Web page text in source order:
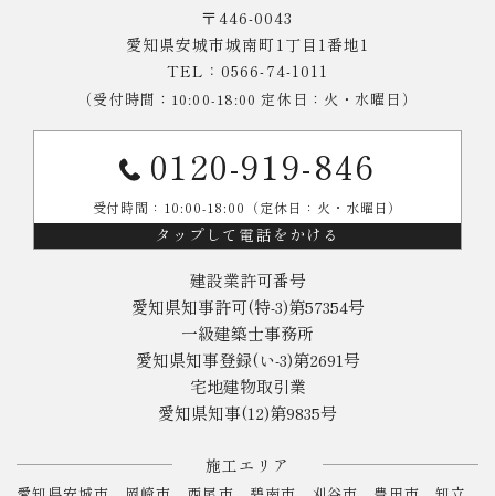
〒446-0043
愛知県安城市城南町1丁目1番地1
TEL：0566-74-1011
（受付時間：10:00-18:00 定休日：火・水曜日）
0120-919-846
受付時間：10:00-18:00（定休日：火・水曜日）
タップして電話をかける
建設業許可番号
愛知県知事許可(特-3)第57354号
一級建築士事務所
愛知県知事登録(い-3)第2691号
宅地建物取引業
愛知県知事(12)第9835号
施工エリア